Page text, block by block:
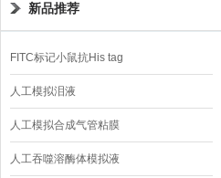
新品推荐
FITC标记小鼠抗His tag
人工模拟泪液
人工模拟合成气管粘膜
人工吞噬溶酶体模拟液